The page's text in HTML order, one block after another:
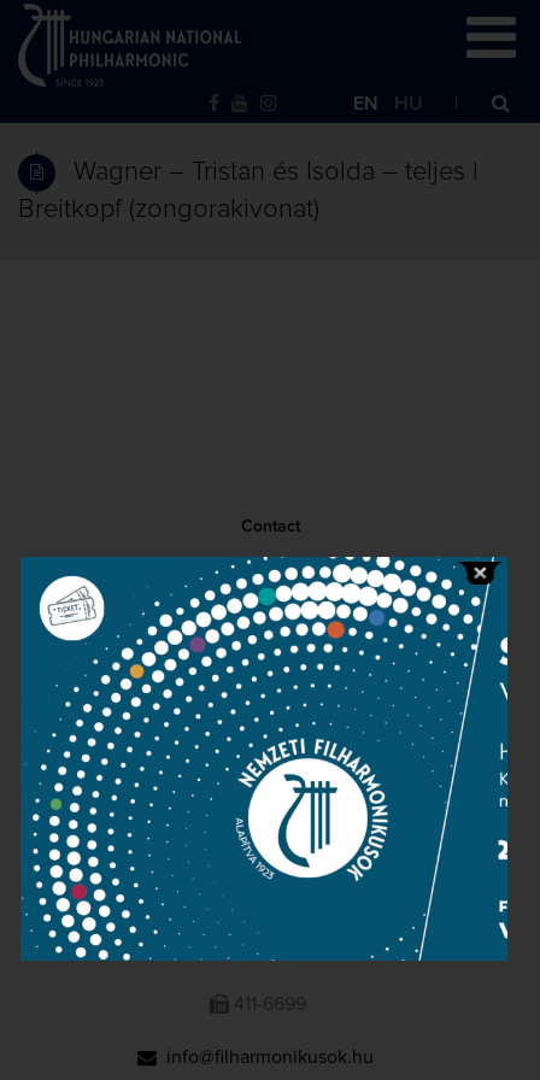
EN HU
Wagner – Tristan és Isolda – teljes |
Breitkopf (zongorakivonat)
Contact
Public information
Press room
Terms and privacy
Imprint
NATIONAL PHILHARMONIC
1095 Budapest, Komor Marcell u. 1. (Müpa)
411-6600
411-6699
info@filharmonikusok.hu